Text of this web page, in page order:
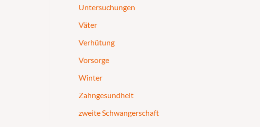
Untersuchungen
Väter
Verhütung
Vorsorge
Winter
Zahngesundheit
zweite Schwangerschaft